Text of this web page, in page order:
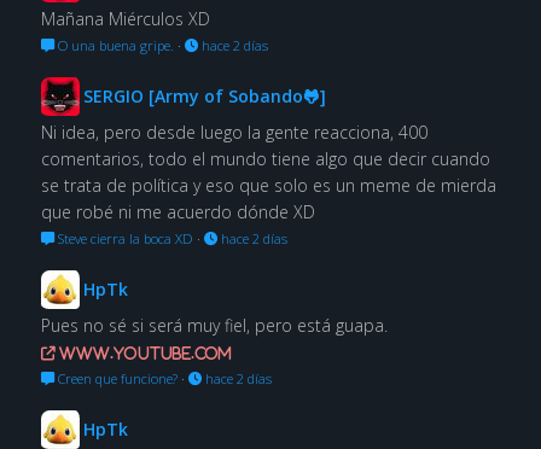
Mañana Miérculos XD
O una buena gripe. · hace 2 días
SERGIO [Army of Sobando🐸]
Ni idea, pero desde luego la gente reacciona, 400
comentarios, todo el mundo tiene algo que decir cuando
se trata de política y eso que solo es un meme de mierda
que robé ni me acuerdo dónde XD
Steve cierra la boca XD · hace 2 días
HpTk
Pues no sé si será muy fiel, pero está guapa.
www.youtube.com
Creen que funcione?· hace 2 días
HpTk